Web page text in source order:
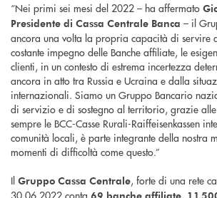
“Nei primi sei mesi del 2022 – ha affermato
Presidente di Cassa Centrale Banca – il
ancora una volta la propria capacità di servire
costante impegno delle Banche affiliate, le
clienti, in un contesto di estrema incertezza
ancora in atto tra Russia e Ucraina e dalla
internazionali. Siamo un Gruppo Bancario
di servizio e di sostegno al territorio, grazie
sempre le BCC-Casse Rurali-Raiffeisenkassen
comunità locali, è parte integrante della nostra
momenti di difficoltà come questo.”
Il Gruppo Cassa Centrale, forte di una rete